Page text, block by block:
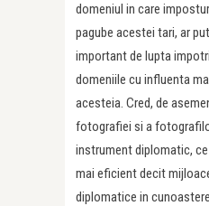
domeniul in care
pagube acestei tari, ar
important de lupta
domeniile cu influenta
acesteia. Cred, de
fotografiei si a
instrument diplomatic,
mai eficient decit
diplomatice in